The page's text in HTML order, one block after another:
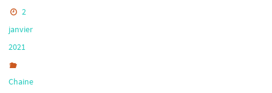
2
janvier
2021
Chaine